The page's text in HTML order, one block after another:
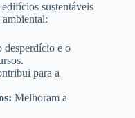
sustentáveis
ambiental:
desperdício e o
para a
Melhoram a